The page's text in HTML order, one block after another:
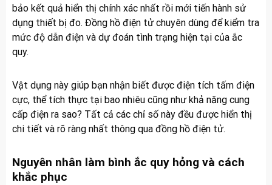
bảo kết quả hiển thị chính xác nhất rồi mới tiến hành sử
dụng thiết bị đo. Đồng hồ điện tử chuyên dùng để kiểm tra
mức độ dẫn điện và dự đoán tình trạng hiện tại của ắc
quy.
Vật dụng này giúp bạn nhận biết được điện tích tấm điện
cực, thể tích thực tại bao nhiêu cũng như khả năng cung
cấp điện ra sao? Tất cả các chỉ số này đều được hiển thị
chi tiết và rõ ràng nhất thông qua đồng hồ điện tử.
Nguyên nhân làm bình ắc quy hỏng và cách
khắc phục